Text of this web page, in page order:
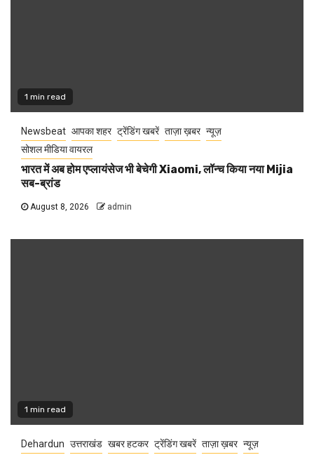
1 min read
Newsbeat आपका शहर ट्रेंडिंग खबरें ताज़ा ख़बर न्यूज़
सोशल मीडिया वायरल
भारत में अब होम एप्लायंसेज भी बेचेगी Xiaomi, लॉन्च किया नया Mijia
सब-ब्रांड
August 8, 2026 admin
1 min read
Dehardun उत्तराखंड खबर हटकर ट्रेंडिंग खबरें ताज़ा ख़बर न्यूज़